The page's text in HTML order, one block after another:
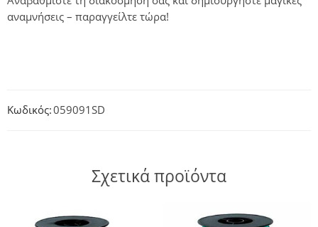
αναμνήσεις – παραγγείλτε τώρα!
Κωδικός:059091SD
Σχετικά προϊόντα